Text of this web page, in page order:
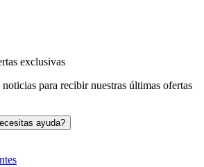
exclusivas
para recibir nuestras últimas ofertas
ayuda?